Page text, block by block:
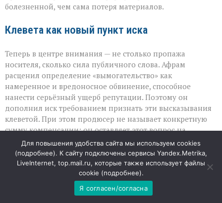
болезненной, чем сама потеря материалов.
Клевета как новый пункт иска
Теперь в центре внимания — не столько пропажа
носителя, сколько сила публичного слова. Афрам
расценил определение «вымогательство» как
намеренное и вредоносное обвинение, способное
нанести серьёзный ущерб репутации. Поэтому он
дополнил иск требованием признать эти высказывания
клеветой. При этом продюсер не называет конкретную
сумму компенсации: он оставляет этот вопрос на
усмотрение суда, подчёркивая, что важнее восстановить
справедливость и показать, что крупные игроки не могут
безнаказанно ставить под сомнение честность
Проект мечты под ударом
Для повышения удобства сайта мы используем cookies
(подробнее). К сайту подключены сервисы Yandex.Metrika,
LiveInternet, top.mail.ru, которые также использует файлы
cookie (подробнее).
Я согласен/согласна